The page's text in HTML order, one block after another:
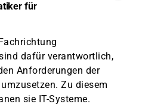
für
dafür verantwortlich,
Anforderungen der
Zu diesem
sie IT-Systeme.